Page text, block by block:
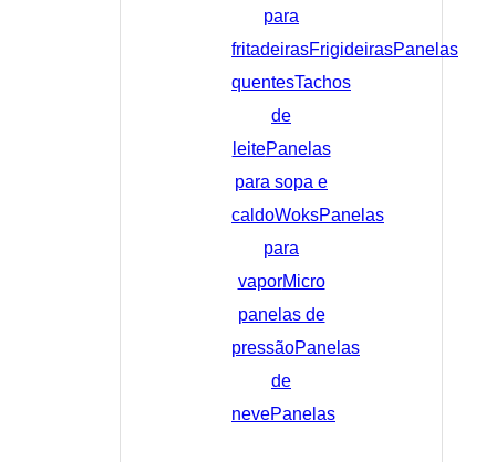
para
fritadeirasFrigideirasPanelas
quentesTachos
de
leitePanelas
para sopa e
caldoWoksPanelas
para
vaporMicro
panelas de
pressãoPanelas
de
nevePanelas